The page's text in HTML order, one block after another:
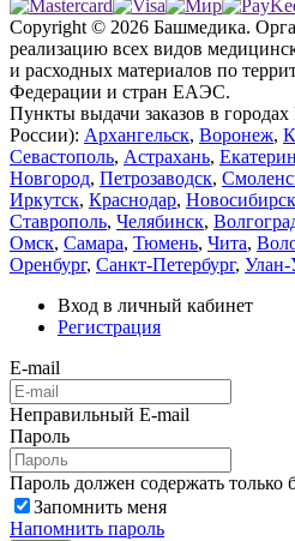
Copyright © 2026 Башмедика.
реализацию всех видов
и расходных материалов по
Федерации и стран ЕАЭС.
Пункты выдачи заказов в
России): Архангельск, Воронеж,
Севастополь, Астрахань,
Новгород, Петрозаводск,
Иркутск, Краснодар, Новосибирск
Ставрополь, Челябинск,
Омск, Самара, Тюмень, Чита,
Оренбург, Санкт-Петербург, Улан-
Вход в личный кабинет
Регистрация
E-mail
Неправильный E-mail
Пароль
Пароль должен содержать
Запомнить меня
Напомнить пароль